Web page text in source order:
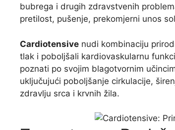
bubrega i drugih zdravstvenih
pretilost, pušenje, prekomjerni unos
Cardiotensive nudi kombinaciju
tlak i poboljšali kardiovaskularnu
poznati po svojim blagotvornim
uključujući poboljšanje cirkulacije,
zdravlju srca i krvnih žila.